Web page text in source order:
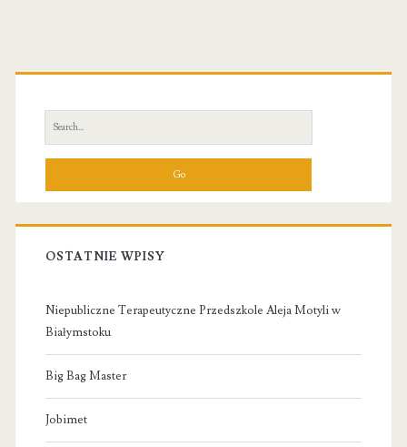
Primary
Sidebar
Search
for:
OSTATNIE WPISY
Niepubliczne Terapeutyczne Przedszkole Aleja Motyli w
Białymstoku
Big Bag Master
Jobimet